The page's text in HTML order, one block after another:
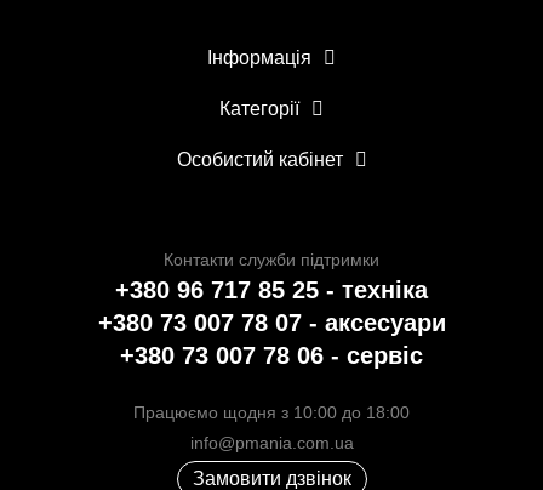
Інформація
Категорії
Особистий кабінет
Контакти служби підтримки
+380 96 717 85 25 - техніка
+380 73 007 78 07 - аксесуари
+380 73 007 78 06 - сервіс
Працюємо щодня з 10:00 до 18:00
info@pmania.com.ua
Замовити дзвінок